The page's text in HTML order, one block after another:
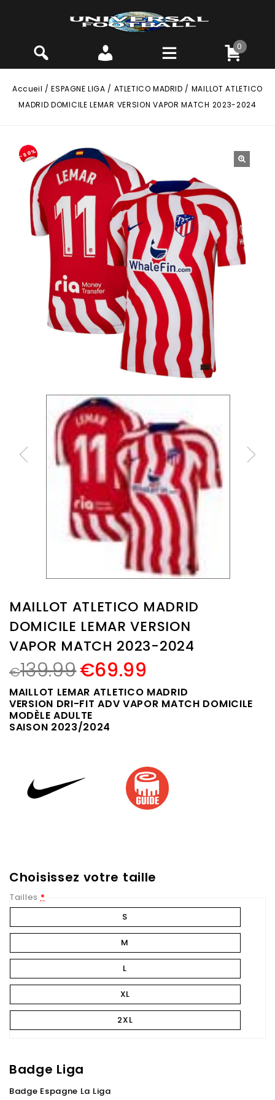
0
Accueil /ESPAGNE LIGA / ATLETICO MADRID / MAILLOT ATLETICO
MADRID DOMICILE LEMAR VERSION VAPOR MATCH 2023-2024
-50%
MAILLOT ATLETICO MADRID
DOMICILE LEMAR VERSION
VAPOR MATCH 2023-2024
€139.99€69.99
MAILLOT LEMAR ATLETICO MADRID
VERSION DRI-FIT ADV VAPOR MATCH DOMICILE
MODÈLE ADULTE
SAISON 2023/2024
Choisissez votre taille
Tailles *
S
M
L
XL
2XL
Badge Liga
Badge Espagne La Liga